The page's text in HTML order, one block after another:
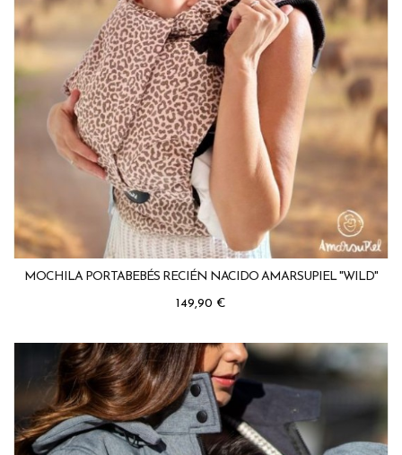
MOCHILA PORTABEBÉS RECIÉN NACIDO AMARSUPIEL "WILD"
Precio
149,90 €